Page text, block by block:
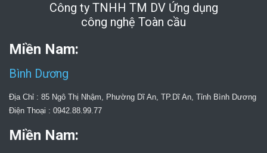
Công ty TNHH TM DV Ứng dụng
công nghệ Toàn cầu
Miền Nam:
Bình Dương
Địa Chỉ : 85 Ngô Thị Nhậm, Phường Dĩ An, TP.Dĩ An, Tỉnh Bình Dương
Điện Thoại : 0942.88.99.77
Miền Nam: